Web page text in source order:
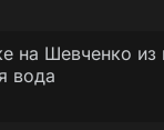
на Шевченко из
вода